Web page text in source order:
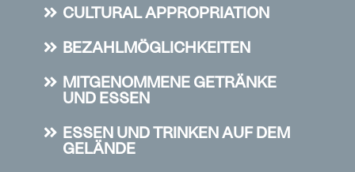
CULTURAL APPROPRIATION
BEZAHLMÖGLICHKEITEN
MITGENOMMENE GETRÄNKE
UND ESSEN
ESSEN UND TRINKEN AUF DEM
GELÄNDE